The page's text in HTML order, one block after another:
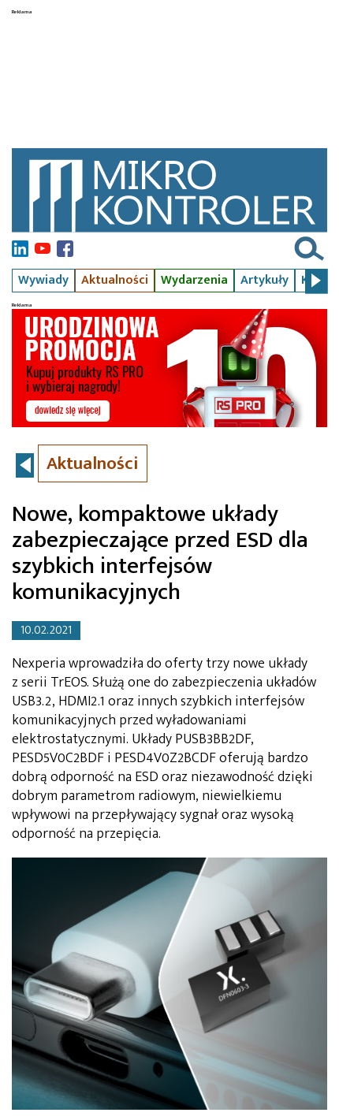
Wywiady Aktualności Wydarzenia Artykuły Kursy
Aktualności
Nowe, kompaktowe układy
zabezpieczające przed ESD dla
szybkich interfejsów
komunikacyjnych
10.02.2021
Nexperia wprowadziła do oferty trzy nowe układy
z serii TrEOS. Służą one do zabezpieczenia układów
USB3.2, HDMI2.1 oraz innych szybkich interfejsów
komunikacyjnych przed wyładowaniami
elektrostatycznymi. Układy PUSB3BB2DF,
PESD5V0C2BDF i PESD4V0Z2BCDF oferują bardzo
dobrą odporność na ESD oraz niezawodność dzięki
dobrym parametrom radiowym, niewielkiemu
wpływowi na przepływający sygnał oraz wysoką
odporność na przepięcia.